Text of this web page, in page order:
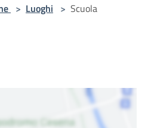
> Luoghi > Scuola